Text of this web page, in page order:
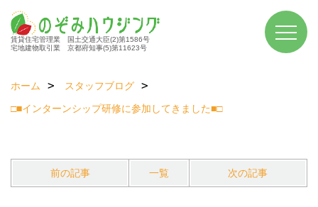
賃貸住宅管理業 国土交通大臣(2)第1586号
宅地建物取引業 京都府知事(5)第11623号
ホーム
スタッフブログ
□■インターンシップ研修に参加してきました■□
前の記事 一覧 次の記事